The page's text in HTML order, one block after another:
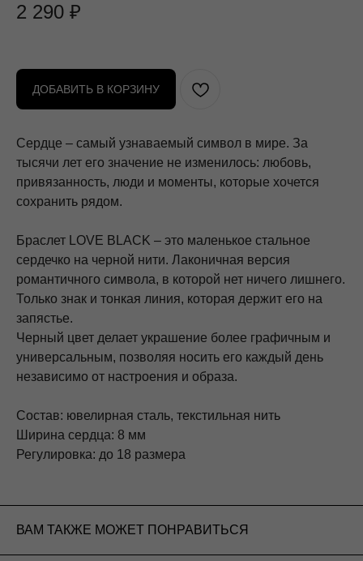
2 290 ₽
ДОБАВИТЬ В КОРЗИНУ
Сердце – самый узнаваемый символ в мире. За
тысячи лет его значение не изменилось: любовь,
привязанность, люди и моменты, которые хочется
сохранить рядом.
Браслет LOVE BLACK – это маленькое стальное
сердечко на черной нити. Лаконичная версия
романтичного символа, в которой нет ничего лишнего.
Только знак и тонкая линия, которая держит его на
запястье.
Черный цвет делает украшение более графичным и
универсальным, позволяя носить его каждый день
независимо от настроения и образа.
Состав: ювелирная сталь, текстильная нить
Ширина сердца: 8 мм
Регулировка: до 18 размера
ВАМ ТАКЖЕ МОЖЕТ ПОНРАВИТЬСЯ